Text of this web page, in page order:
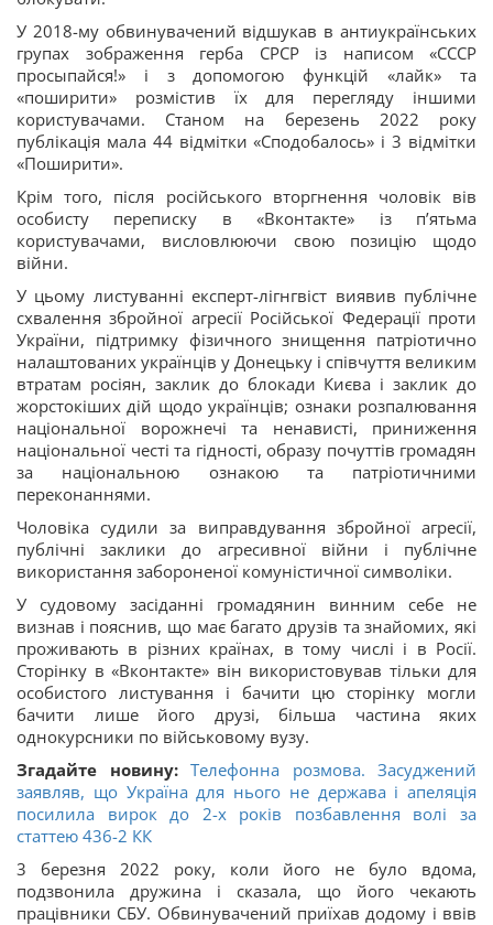
У 2018-му обвинувачений відшукав в антиукраїнських
групах зображення герба СРСР із написом «СССР
просыпайся!» і з допомогою функцій «лайк» та
«поширити» розмістив їх для перегляду іншими
користувачами. Станом на березень 2022 року
публікація мала 44 відмітки «Сподобалось» і 3 відмітки
«Поширити».
Крім того, після російського вторгнення чоловік вів
особисту переписку в «Вконтакте» із пʼятьма
користувачами, висловлюючи свою позицію щодо
війни.
У цьому листуванні експерт-лігнгвіст виявив публічне
схвалення збройної агресії Російської Федерації проти
України, підтримку фізичного знищення патріотично
налаштованих українців у Донецьку і співчуття великим
втратам росіян, заклик до блокади Києва і заклик до
жорстокіших дій щодо українців; ознаки розпалювання
національної ворожнечі та ненависті, приниження
національної честі та гідності, образу почуттів громадян
за національною ознакою та патріотичними
переконаннями.
Чоловіка судили за виправдування збройної агресії,
публічні заклики до агресивної війни і публічне
використання забороненої комуністичної символіки.
У судовому засіданні громадянин винним себе не
визнав і пояснив, що має багато друзів та знайомих, які
проживають в різних країнах, в тому числі і в Росії.
Сторінку в «Вконтакте» він використовував тільки для
особистого листування і бачити цю сторінку могли
бачити лише його друзі, більша частина яких
однокурсники по військовому вузу.
Згадайте новину: Телефонна розмова. Засуджений
заявляв, що Україна для нього не держава і апеляція
посилила вирок до 2-х років позбавлення волі за
статтею 436-2 КК
3 березня 2022 року, коли його не було вдома,
подзвонила дружина і сказала, що його чекають
працівники СБУ. Обвинувачений приїхав додому і ввів